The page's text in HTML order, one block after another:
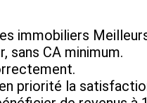
immobiliers
sans CA minimum.
priorité la